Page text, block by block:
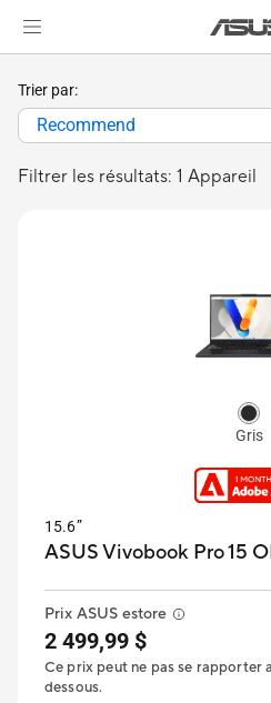
Filtrer les résultats: 1 Appareil
Trier par:
Recommend
Gris
15.6”
ASUS Vivobook Pro 15
Prix ASUS estore
2 499,99 $
Ce prix peut ne pas se rapporter
dessous.